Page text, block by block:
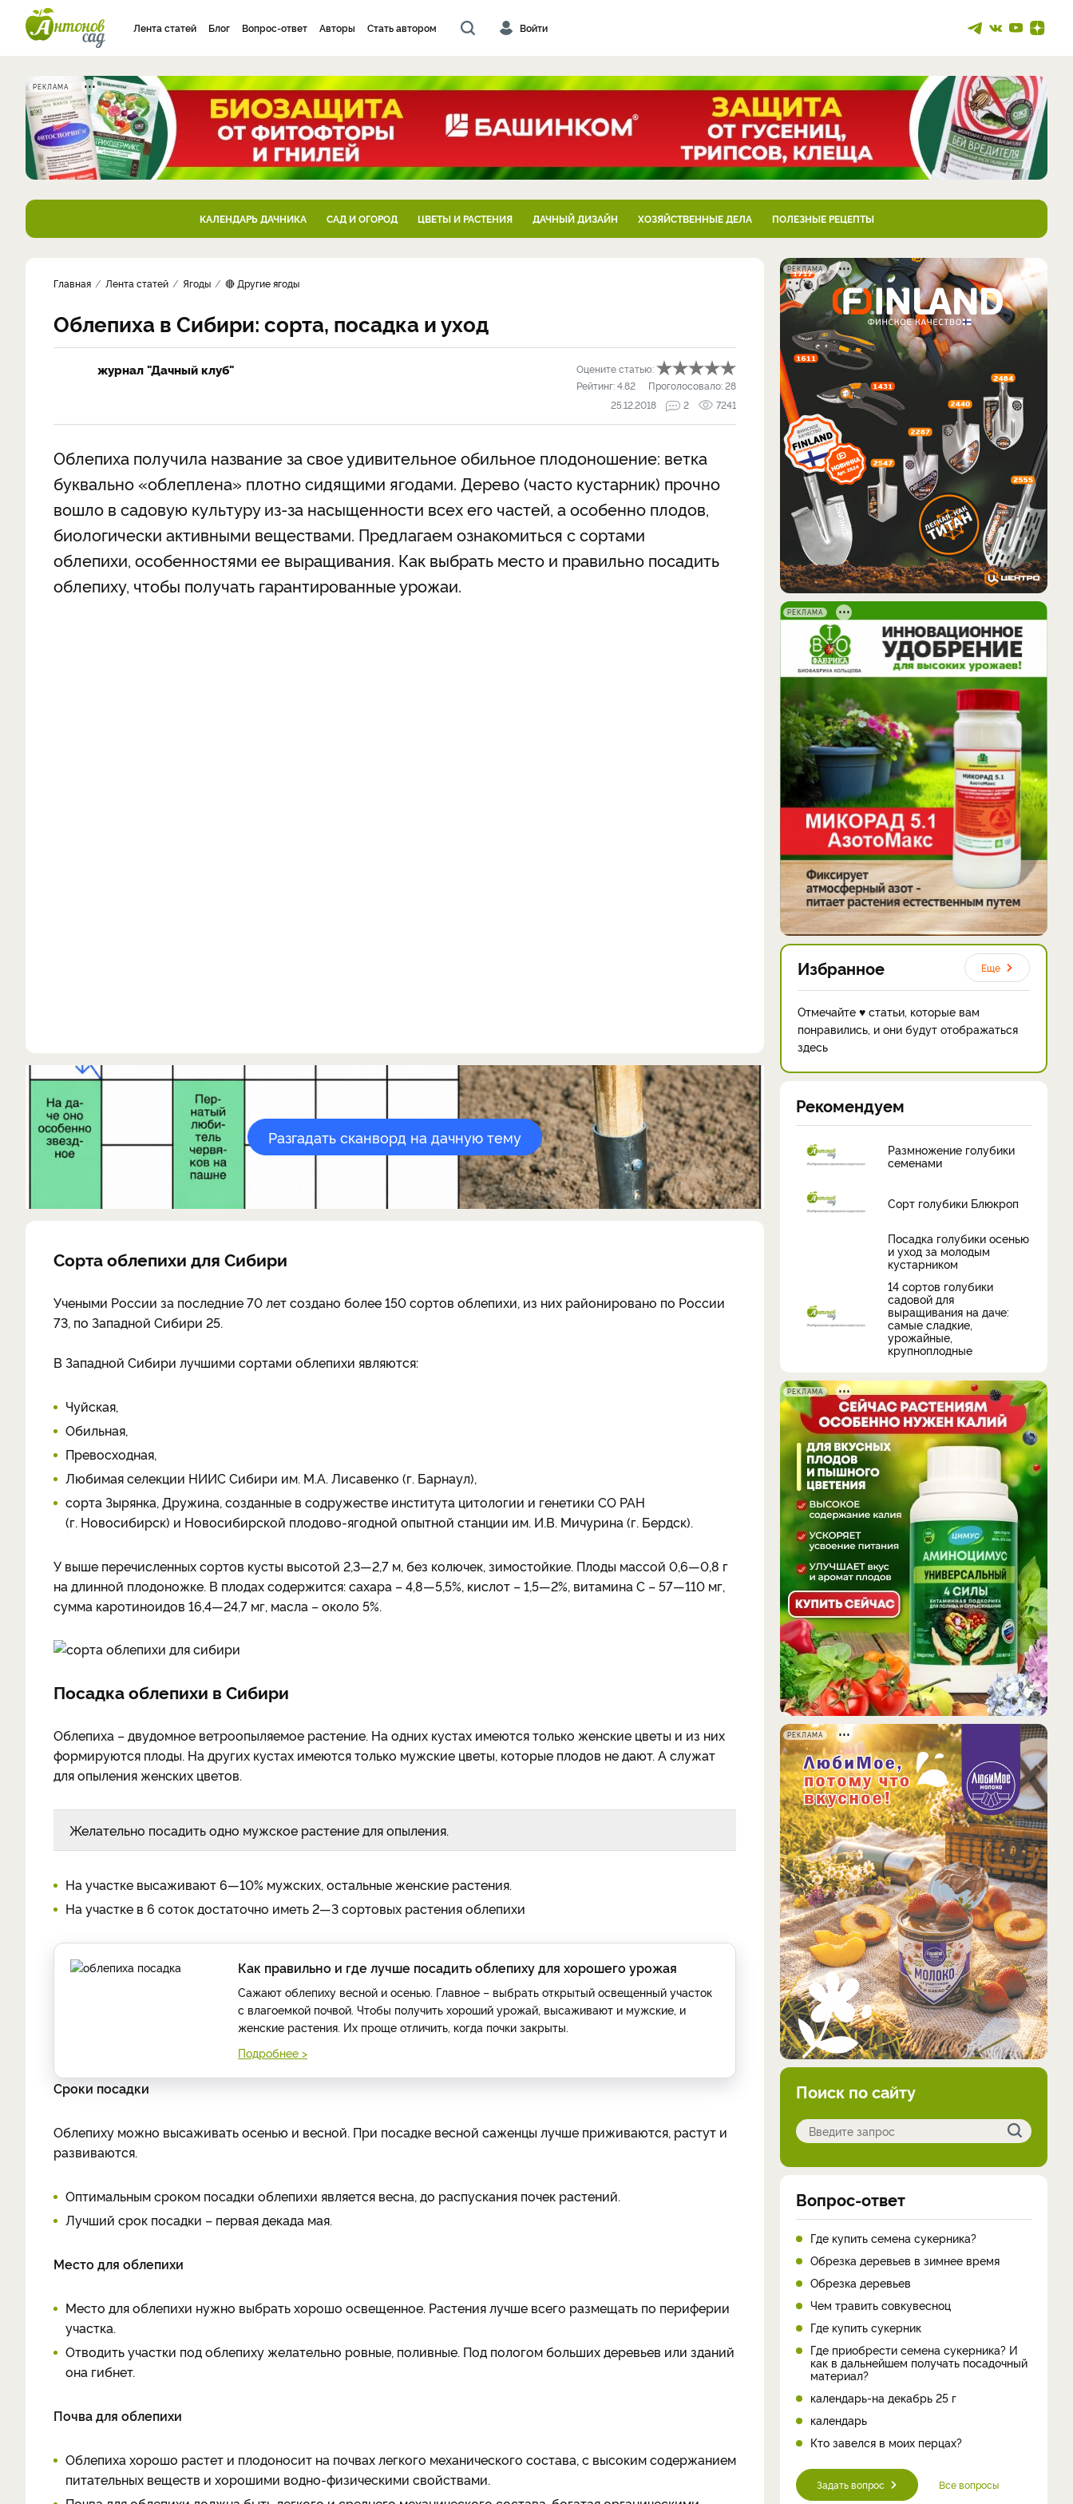
Лента статей Блог Вопрос-ответ Авторы Стать автором Войти
РЕКЛАМА
КАЛЕНДАРЬ ДАЧНИКА САД И ОГОРОД ЦВЕТЫ И РАСТЕНИЯ ДАЧНЫЙ ДИЗАЙН ХОЗЯЙСТВЕННЫЕ ДЕЛА ПОЛЕЗНЫЕ РЕЦЕПТЫ
Главная Лента статей Ягоды 🔴 Другие ягоды
Облепиха в Сибири: сорта, посадка и уход
журнал "Дачный клуб"
Оцените статью:
Рейтинг:4.82 Проголосовало:28
25.12.2018
2 7241
Облепиха получила название за свое удивительное обильное плодоношение: ветка
буквально «облеплена» плотно сидящими ягодами. Дерево (часто кустарник) прочно
вошло в садовую культуру из-за насыщенности всех его частей, а особенно плодов,
биологически активными веществами. Предлагаем ознакомиться с сортами
облепихи, особенностями ее выращивания. Как выбрать место и правильно посадить
облепиху, чтобы получать гарантированные урожаи.
Разгадать сканворд на дачную тему
Сорта облепихи для Сибири
Учеными России за последние 70 лет создано более 150 сортов облепихи, из них районировано по России
73, по Западной Сибири 25.
В Западной Сибири лучшими сортами облепихи являются:
Чуйская,
Обильная,
Превосходная,
Любимая селекции НИИС Сибири им. М.А. Лисавенко (г. Барнаул),
сорта Зырянка, Дружина, созданные в содружестве института цитологии и генетики СО РАН
(г. Новосибирск) и Новосибирской плодово-ягодной опытной станции им. И.В. Мичурина (г. Бердск).
У выше перечисленных сортов кусты высотой 2,3—2,7 м, без колючек, зимостойкие. Плоды массой 0,6—0,8 г
на длинной плодоножке. В плодах содержится: сахара – 4,8—5,5%, кислот – 1,5—2%, витамина С – 57—110 мг,
сумма каротиноидов 16,4—24,7 мг, масла – около 5%.
Посадка облепихи в Сибири
Облепиха – двудомное ветроопыляемое растение. На одних кустах имеются только женские цветы и из них
формируются плоды. На других кустах имеются только мужские цветы, которые плодов не дают. А служат
для опыления женских цветов.
Желательно посадить одно мужское растение для опыления.
На участке высаживают 6—10% мужских, остальные женские растения.
На участке в 6 соток достаточно иметь 2—3 сортовых растения облепихи
Как правильно и где лучше посадить облепиху для хорошего урожая
Сажают облепиху весной и осенью. Главное – выбрать открытый освещенный участок
с влагоемкой почвой. Чтобы получить хороший урожай, высаживают и мужские, и
женские растения. Их проще отличить, когда почки закрыты.
Подробнее >
Сроки посадки
Облепиху можно высаживать осенью и весной. При посадке весной саженцы лучше приживаются, растут и
развиваются.
Оптимальным сроком посадки облепихи является весна, до распускания почек растений.
Лучший срок посадки – первая декада мая.
Место для облепихи
Место для облепихи нужно выбрать хорошо освещенное. Растения лучше всего размещать по периферии
участка.
Отводить участки под облепиху желательно ровные, поливные. Под пологом больших деревьев или зданий
она гибнет.
Почва для облепихи
Облепиха хорошо растет и плодоносит на почвах легкого механического состава, с высоким содержанием
питательных веществ и хорошими водно-физическими свойствами.
РЕКЛАМА
РЕКЛАМА
Избранное Еще
Отмечайте ♥ статьи, которые вам
понравились, и они будут отображаться
здесь
Рекомендуем
Размножение голубики
семенами
Сорт голубики Блюкроп
Посадка голубики осенью
и уход за молодым
кустарником
14 сортов голубики
садовой для
выращивания на даче:
самые сладкие,
урожайные,
крупноплодные
РЕКЛАМА
РЕКЛАМА
Поиск по сайту
Вопрос-ответ
Где купить семена сукерника?
Обрезка деревьев в зимнее время
Обрезка деревьев
Чем травить совкувесноц
Где купить сукерник
Где приобрести семена сукерника? И
как в дальнейшем получать посадочный
материал?
календарь-на декабрь 25 г
календарь
Кто завелся в моих перцах?
Задать вопрос Все вопросы